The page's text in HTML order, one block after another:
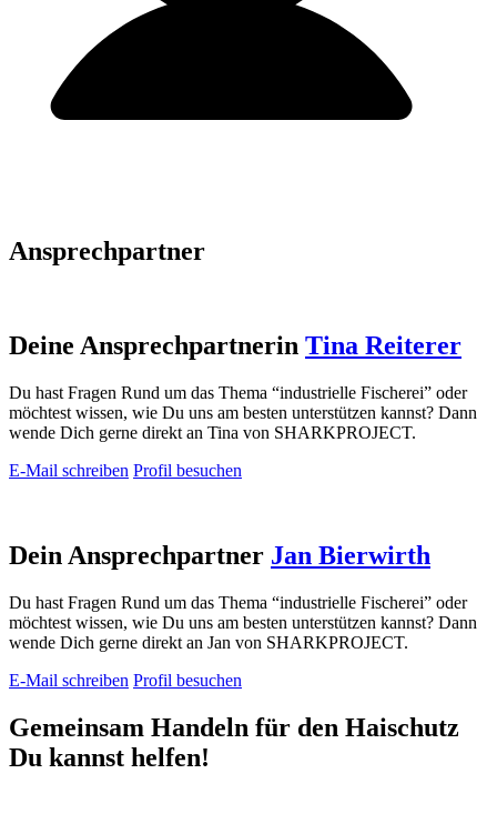
Ansprech­partner
Deine Ansprechpartnerin Tina Reiterer
Du hast Fragen Rund um das Thema “industrielle Fischerei” oder
möchtest wissen, wie Du uns am besten unterstützen kannst? Dann
wende Dich gerne direkt an Tina von SHARKPROJECT.
E-Mail schreiben Profil besuchen
Dein Ansprechpartner Jan Bierwirth
Du hast Fragen Rund um das Thema “industrielle Fischerei” oder
möchtest wissen, wie Du uns am besten unterstützen kannst? Dann
wende Dich gerne direkt an Jan von SHARKPROJECT.
E-Mail schreiben Profil besuchen
Gemeinsam Handeln für den Haischutz
Du kannst helfen!